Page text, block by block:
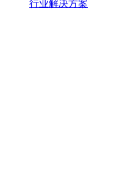
行业解决方案